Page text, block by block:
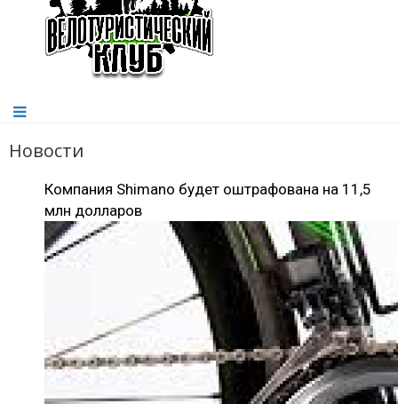
Новости
Компания Shimano будет оштрафована на 11,5
млн долларов